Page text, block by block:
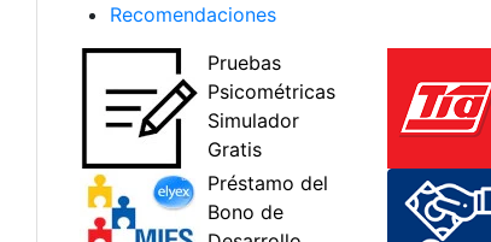
Recomendaciones